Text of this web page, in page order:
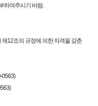
하여주시기 바람.
12조의 규정에 의한 자격을 갖춘
0563)